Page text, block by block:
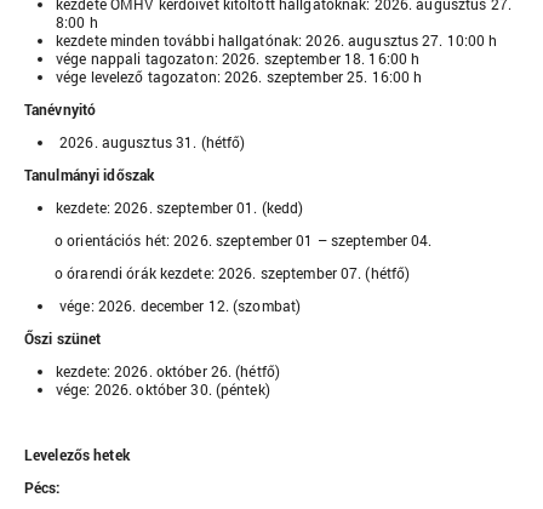
kezdete OMHV kérdőívet kitöltött hallgatóknak: 2026. augusztus 27.
8:00 h
kezdete minden további hallgatónak: 2026. augusztus 27. 10:00 h
vége nappali tagozaton: 2026. szeptember 18. 16:00 h
vége levelező tagozaton: 2026. szeptember 25. 16:00 h
Tanévnyitó
2026. augusztus 31. (hétfő)
Tanulmányi időszak
kezdete: 2026. szeptember 01. (kedd)
o orientációs hét: 2026. szeptember 01 – szeptember 04.
o órarendi órák kezdete: 2026. szeptember 07. (hétfő)
vége: 2026. december 12. (szombat)
Őszi szünet
kezdete: 2026. október 26. (hétfő)
vége: 2026. október 30. (péntek)
Levelezős hetek
Pécs: